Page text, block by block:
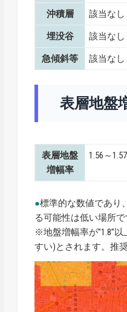
沖積層 該当なし
埋没谷 該当なし
急傾斜等 該当なし
表層地盤
表層地盤
増幅率
1.56～1.57
●標準的な数値であり
る可能性は低い場所で
※地盤増幅率が”1.8”
すい)とされます。推奨